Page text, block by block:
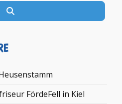
FördeFell in Kiel